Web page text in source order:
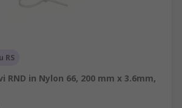
RS
RND in Nylon 66, 200 mm x 3.6mm,